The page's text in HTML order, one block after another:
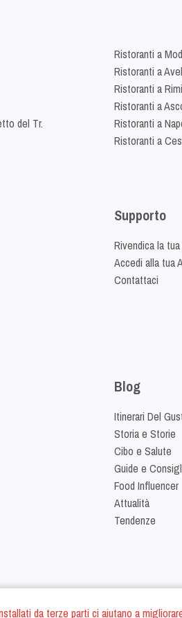
da terze parti ci aiutano a
del Tr.
Ristoranti a
Ristoranti a
Ristoranti a
Ristoranti a
Ristoranti a
Ristoranti a
Supporto
Rivendica la
Accedi alla tua
Contattaci
Blog
Itinerari Del
Storia e Storie
Cibo e Salute
Guide e
Food Influencer
Attualità
Tendenze